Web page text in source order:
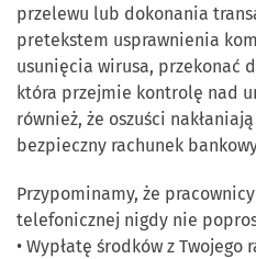
przelewu lub dokonania
pretekstem usprawnienia
usunięcia wirusa, przekonać
która przejmie kontrolę nad
również, że oszuści
bezpieczny rachunek
Przypominamy, że
telefonicznej nigdy nie
• Wypłatę środków z Twojego